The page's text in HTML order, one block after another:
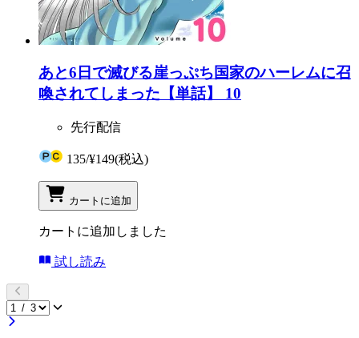
あと6日で滅びる崖っぷち国家のハーレムに召
喚されてしまった【単話】 10
先行配信
135/¥149(税込)
カートに追加
カートに追加しました
試し読み